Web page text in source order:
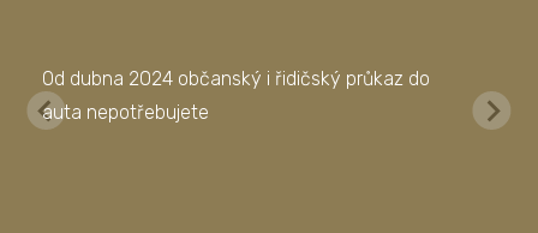
Od dubna 2024 občanský i řidičský průkaz do
auta nepotřebujete